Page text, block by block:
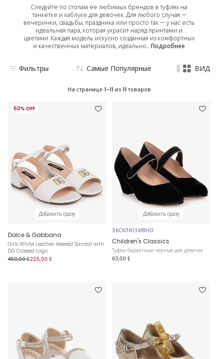
Следуйте по стопам ее любимых брендов в туфлях на
танкетке и каблуке для девочек. Для любого случая —
вечеринки, свадьбы, праздника или просто так — у нас есть
идеальная пара, которая украсит наряд принтами и
цветами. Каждая модель искусно созданная из комфортных
и качественных материалов, идеально...Подробнее
Фильтры Самые Популярные ВИД
На странице 1-11 из 11 товаров
50% OFF
Добавить сразу
Dolce & Gabbana
Girls White Leather Heeled Sandal with
DG Crossed Logo
450,00 £225,00 £
Добавить сразу
ЭКСКЛЮЗИВНО
Children's Classics
Туфли бархатные черные для девочек
63,00 £